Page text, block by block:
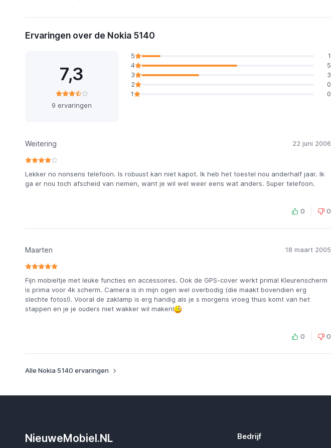
Ervaringen over de Nokia 5140
7,3
9 ervaringen
5
1
4
5
3
3
2
0
1
0
Weitering 22 juni 2006
Lekker no nonsens telefoon. Is robuust kan niet kapot. Ik heb het toestel nou anderhalf jaar. Ik
ga er nou toch afscheid van nemen, want je wil wel weer eens wat anders. Super telefoon.
0 0
Maarten 18 maart 2005
Fijn mobieltje met leuke functies en accessoires. Ook de GPS-cover werkt prima! Kleurenscherm
is prima voor 4k scherm. Camera is in mijn ogen wel overbodig (die maakt bovendien erg
slechte fotos!). Vooral de zaklamp is erg handig als je s morgens vroeg thuis komt van het
stappen en je je ouders niet wakker wil maken!
0 0
Alle Nokia 5140 ervaringen
NieuweMobiel.NL Bedrijf